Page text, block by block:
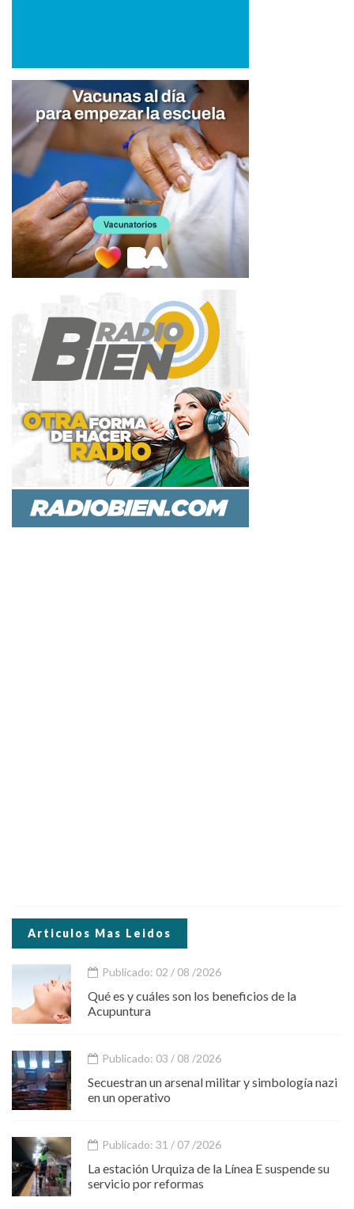
Articulos Mas Leidos
Publicado: 02 / 08 /2026
Qué es y cuáles son los beneficios de la
Acupuntura
Publicado: 03 / 08 /2026
Secuestran un arsenal militar y simbología nazi
en un operativo
Publicado: 31 / 07 /2026
La estación Urquiza de la Línea E suspende su
servicio por reformas